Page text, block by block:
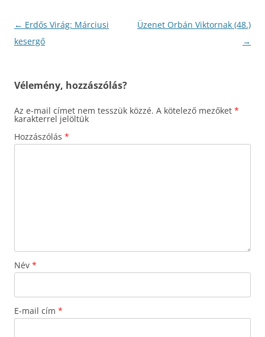
Bejegyzés
navigáció
← Erdős Virág: Márciusi
kesergő
Üzenet Orbán Viktornak (48.)
→
Vélemény, hozzászólás?
Az e-mail címet nem tesszük közzé. A kötelező mezőket *
karakterrel jelöltük
Hozzászólás *
Név *
E-mail cím *